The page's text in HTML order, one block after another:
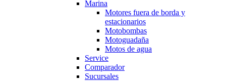
Marina
Motores fuera de borda y
estacionarios
Motobombas
Motoguadaña
Motos de agua
Service
Comparador
Sucursales